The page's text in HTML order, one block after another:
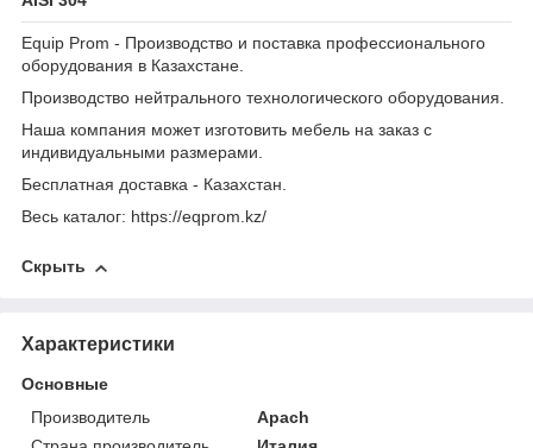
Equip Prom - Производство и поставка профессионального
оборудования в Казахстане.
Производство нейтрального технологического оборудования.
Наша компания может изготовить мебель на заказ с
индивидуальными размерами.
Бесплатная доставка - Казахстан.
Весь каталог: https://eqprom.kz/
Скрыть
Характеристики
Основные
Производитель
Apach